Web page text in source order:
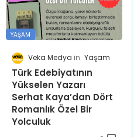
YAŞAM
Veka Medya Yaşam
Türk Edebiyatının
Yükselen Yazarı
Serhat Kaya’dan Dört
Romanlık Özel Bir
Yolculuk